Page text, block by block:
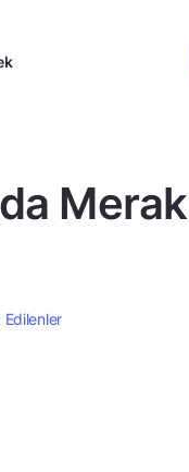
Merak